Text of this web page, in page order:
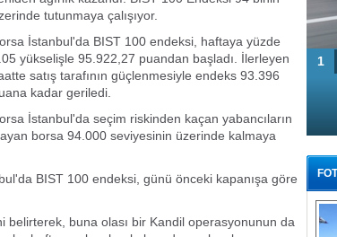
tutunmaya çalışıyor.
İstanbul'da BIST 100 endeksi, haftaya yüzde
yükselişle 95.922,27 puandan başladı. İlerleyen
satış tarafının güçlenmesiyle endeks 93.396
kadar geriledi.
İstanbul'da seçim riskinden kaçan yabancıların
borsa 94.000 seviyesinin üzerinde kalmaya
BIST 100 endeksi, günü önceki kapanışa göre
belirterek, buna olası bir Kandil operasyonunun da
1